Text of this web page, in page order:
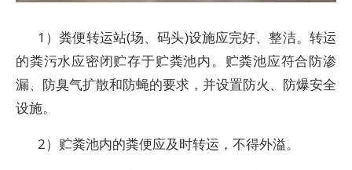
1）粪便转运站(场、码头)设施应完好、整洁。转运
的粪污水应密闭贮存于贮粪池内。贮粪池应符合防渗
漏、防臭气扩散和防蝇的要求，并设置防火、防爆安全
设施。
2）贮粪池内的粪便应及时转运，不得外溢。